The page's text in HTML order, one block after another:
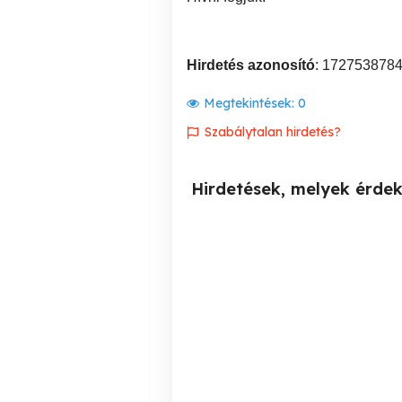
Hirdetés azonosító: 1727538784
Megtekintések: 0
Szabálytalan hirdetés?
Hirdetések, melyek